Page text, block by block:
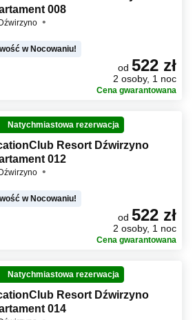
008
Dźwirzyno
w Nocowaniu!
od 522 zł
2 osoby, 1 noc
Cena gwarantowana
Natychmiastowa rezerwacja
Resort Dźwirzyno
012
Dźwirzyno
w Nocowaniu!
od 522 zł
2 osoby, 1 noc
Cena gwarantowana
Natychmiastowa rezerwacja
Resort Dźwirzyno
014